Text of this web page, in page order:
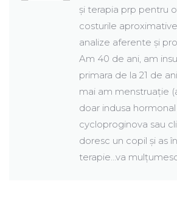
și terapia prp pentru
costurile
analize aferente și
Am 40 de ani, am
primara de la 21 de
mai am menstruație
doar indusa
cycloproginova sau
doresc un copil și as
terapie…va